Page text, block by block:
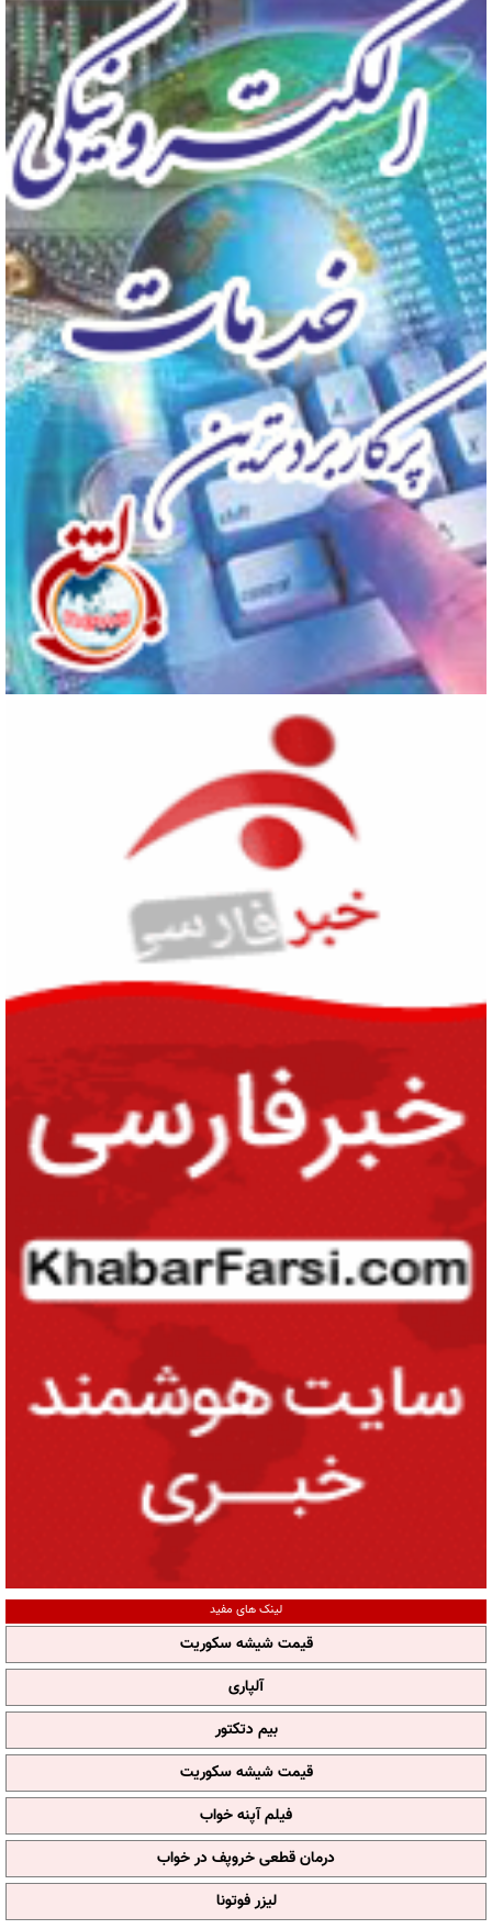
لینک های مفید
قیمت شیشه سکوریت
آلپاری
بیم دتکتور
قیمت شیشه سکوریت
فیلم آپنه خواب
درمان قطعی خروپف در خواب
لیزر فوتونا